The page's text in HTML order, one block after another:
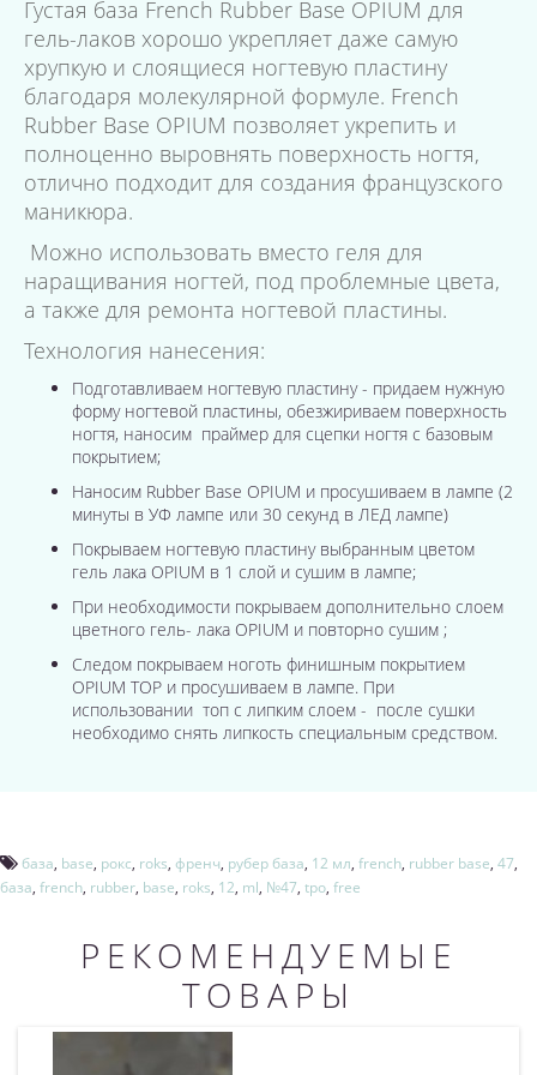
Густая база French Rubber Base OPIUM для
гель-лаков хорошо укрепляет даже самую
хрупкую и слоящиеся ногтевую пластину
благодаря молекулярной формуле. French
Rubber Base OPIUM позволяет укрепить и
полноценно выровнять поверхность ногтя,
отлично подходит для создания французского
маникюра.
Можно использовать вместо геля для
наращивания ногтей, под проблемные цвета,
а также для ремонта ногтевой пластины.
Технология нанесения:
Подготавливаем ногтевую пластину - придаем нужную
форму ногтевой пластины, обезжириваем поверхность
ногтя, наносим праймер для сцепки ногтя с базовым
покрытием;
Наносим Rubber Base OPIUM и просушиваем в лампе (2
минуты в УФ лампе или 30 секунд в ЛЕД лампе)
Покрываем ногтевую пластину выбранным цветом
гель лака OPIUM в 1 слой и сушим в лампе;
При необходимости покрываем дополнительно слоем
цветного гель- лака OPIUM и повторно сушим ;
Следом покрываем ноготь финишным покрытием
OPIUM TOP и просушиваем в лампе. При
использовании топ с липким слоем - после сушки
необходимо снять липкость специальным средством.
база, base, рокс, roks, френч, рубер база, 12 мл, french, rubber base, 47,
база, french, rubber, base, roks, 12, ml, №47, tpo, free
РЕКОМЕНДУЕМЫЕ
ТОВАРЫ